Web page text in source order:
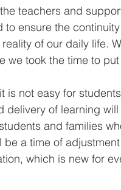
teachers and
to ensure the
of our daily life.
we took the time to
is not easy for
delivery of learning
and families
be a time of
which is new for